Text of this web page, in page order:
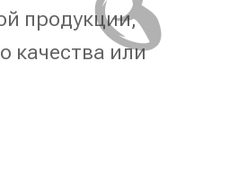
продукции,
качества или